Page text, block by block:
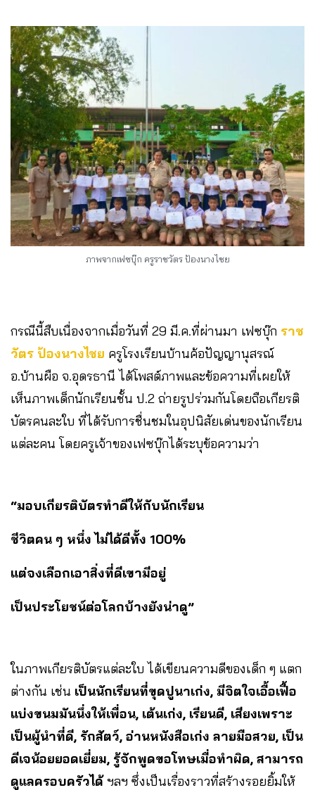
ภาพจากเฟซบุ๊ก ครูราชวัตร ป้องนางไชย
กรณีนี้สืบเนื่องจากเมื่อวันที่ 29 มี.ค.ที่ผ่านมา เฟซบุ๊ก ราช
วัตร ป้องนางไชย ครูโรงเรียนบ้านค้อปัญญานุสรณ์
อ.บ้านผือ จ.อุดรธานี ได้โพสต์ภาพและข้อความที่เผยให้
เห็นภาพเด็กนักเรียนชั้น ป.2 ถ่ายรูปร่วมกันโดยถือเกียรติ
บัตรคนละใบ ที่ได้รับการชื่นชมในอุปนิสัยเด่นของนักเรียน
แต่ละคน โดยครูเจ้าของเฟซบุ๊กได้ระบุข้อความว่า
“มอบเกียรติบัตรทำดีให้กับนักเรียน
ชีวิตคน ๆ หนึ่ง ไม่ได้ดีทั้ง 100%
แต่จงเลือกเอาสิ่งที่ดีเขามีอยู่
เป็นประโยชน์ต่อโลกบ้างยังน่าดู”
ในภาพเกียรติบัตรแต่ละใบ ได้เขียนความดีของเด็ก ๆ แตก
ต่างกัน เช่น เป็นนักเรียนที่ขุดปูนาเก่ง, มีจิตใจเอื้อเฟื้อ
แบ่งขนมมันนึ่งให้เพื่อน, เต้นเก่ง, เรียนดี, เสียงเพราะ
เป็นผู้นำที่ดี, รักสัตว์, อ่านหนังสือเก่ง ลายมือสวย, เป็น
ดีเจน้อยยอดเยี่ยม, รู้จักพูดขอโทษเมื่อทำผิด, สามารถ
ดูแลครอบครัวได้ฯลฯ ซึ่งเป็นเรื่องราวที่สร้างรอยยิ้มให้